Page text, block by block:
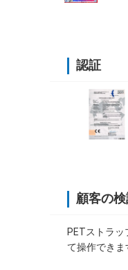
認証
顧客の
PETストラッ
て操作できま